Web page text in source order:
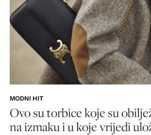
MODNI HIT
Ovo su torbice koje su
na izmaku i u koje vrijedi